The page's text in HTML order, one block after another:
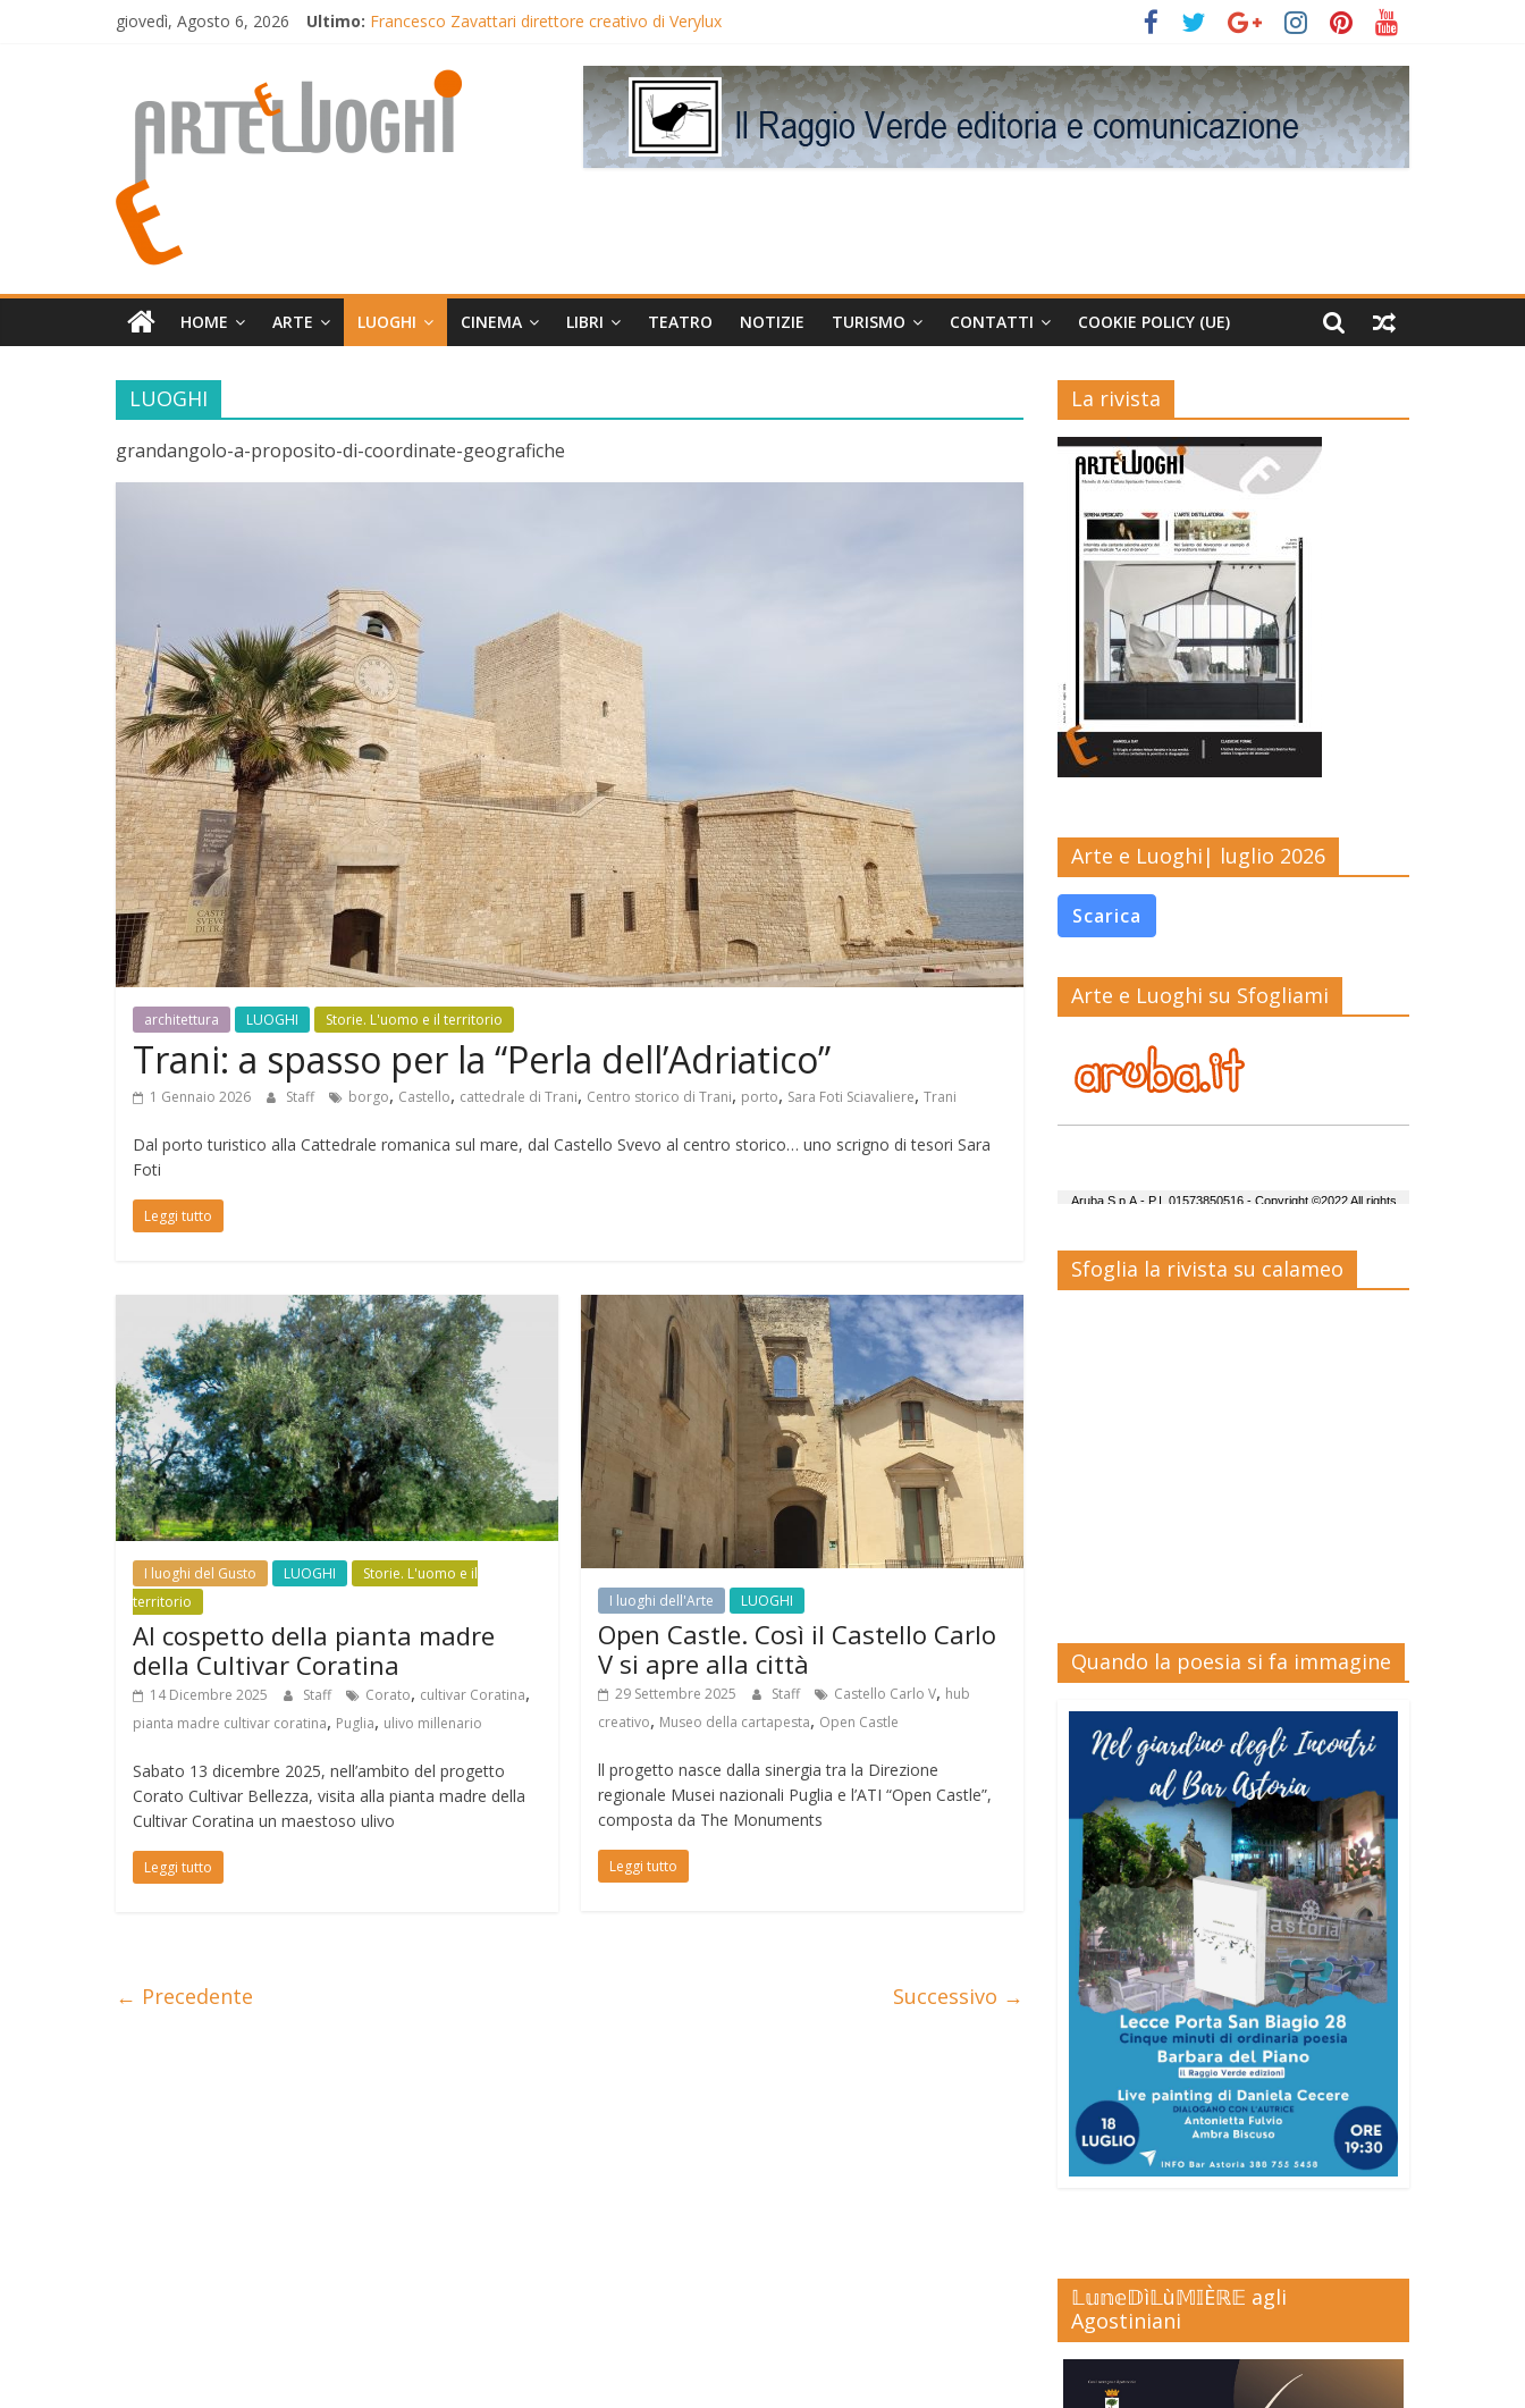
giovedì, Agosto 6, 2026 Ultimo: Francesco Zavattari direttore creativo di Verylux
Il capolavoro di Blake Edwards in proiezione per i LunedìLùmière
LunedìLùMière omaggia la regista Liliana Cavani e Tomas Milian
A Borgagne il torneo Avis
Arte
Luoghi
Mensile
di
arte,
cultura,
turismo
HOME ARTE LUOGHI CINEMA LIBRI TEATRO NOTIZIE TURISMO CONTATTI COOKIE POLICY (UE)
LUOGHI
grandangolo-a-proposito-di-coordinate-geografiche
architettura LUOGHI Storie. L'uomo e il territorio
Trani: a spasso per la “Perla dell’Adriatico”
1 Gennaio 2026 Staff borgo, Castello, cattedrale di Trani, Centro storico di Trani, porto, Sara Foti Sciavaliere, Trani
Dal porto turistico alla Cattedrale romanica sul mare, dal Castello Svevo al centro storico… uno scrigno di tesori Sara
Foti
Leggi tutto
I luoghi del Gusto LUOGHI
Storie. L'uomo e il
territorio
Al cospetto della pianta madre
della Cultivar Coratina
14 Dicembre 2025 Staff Corato, cultivar Coratina,
pianta madre cultivar coratina, Puglia, ulivo millenario
Sabato 13 dicembre 2025, nell’ambito del progetto
Corato Cultivar Bellezza, visita alla pianta madre della
Cultivar Coratina un maestoso ulivo
Leggi tutto
I luoghi dell'Arte LUOGHI
Open Castle. Così il Castello Carlo
V si apre alla città
29 Settembre 2025 Staff Castello Carlo V, hub
creativo, Museo della cartapesta, Open Castle
ll progetto nasce dalla sinergia tra la Direzione
regionale Musei nazionali Puglia e l’ATI “Open Castle”,
composta da The Monuments
Leggi tutto
← Precedente Successivo →
La rivista
Arte e Luoghi| luglio 2026
Scarica
Arte e Luoghi su Sfogliami
Sfoglia la rivista su calameo
Quando la poesia si fa immagine
𝕃𝕦𝕟𝕖𝔻ì𝕃ù𝕄𝕀Èℝ𝔼 agli
Agostiniani